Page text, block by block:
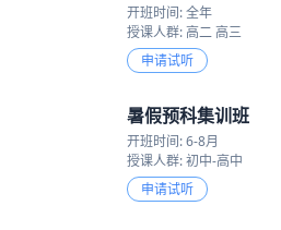
开班时间: 全年
授课人群: 高二 高三
申请试听
暑假预科集训班
开班时间: 6-8月
授课人群: 初中-高中
申请试听